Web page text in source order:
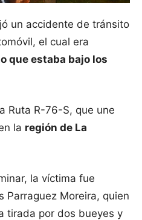
un accidente de tránsito
el cual era
que estaba bajo los
Ruta R-76-S, que une
la región de La
la víctima fue
Parraguez Moreira, quien
tirada por dos bueyes y